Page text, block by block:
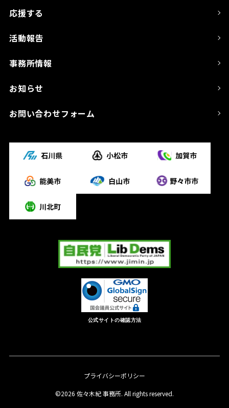
応援する
活動報告
事務所情報
お知らせ
お問い合わせフォーム
公式サイトの確認方法
プライバシーポリシー
©2026 佐々木紀 事務所. All rights reserved.